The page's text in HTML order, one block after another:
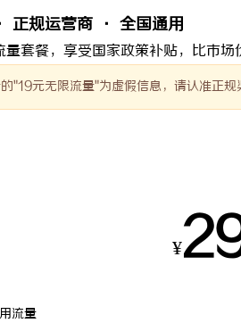
正规运营商 · 全国通用
量套餐，享受国家政策补贴，比市
"19元无限流量"为虚假信息，请认准正规
¥
流量
生命线在高空作业中的关键应用与